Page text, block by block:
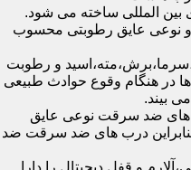
بین المللی ساخته می شود.
عایق رطوبتی محسوب
و رطوبت
در هنگام وقوع حوادث طبیعی
بیند.
های ضد سرقت نوعی عایق
درب های ضد سرقت ضد
و قفل دیجیتال را دارا